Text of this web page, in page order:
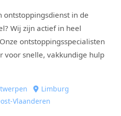
ontstoppingsdienst in de
Wij zijn actief in heel
ontstoppingsspecialisten
voor snelle, vakkundige hulp
Limburg
Vlaanderen